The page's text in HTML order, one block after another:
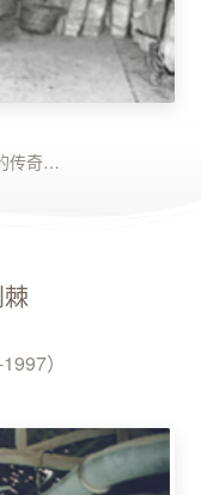
传奇…
）